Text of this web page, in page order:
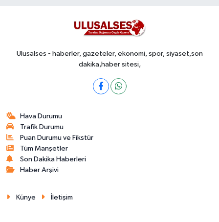
Ulusalses - haberler, gazeteler, ekonomi, spor, siyaset,son
dakika,haber sitesi,
Hava Durumu
Trafik Durumu
Puan Durumu ve Fikstür
Tüm Manşetler
Son Dakika Haberleri
Haber Arşivi
Künye İletişim